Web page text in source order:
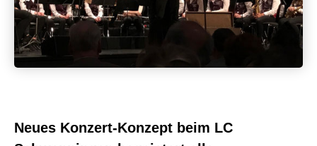
Neues Konzert-Konzept beim LC